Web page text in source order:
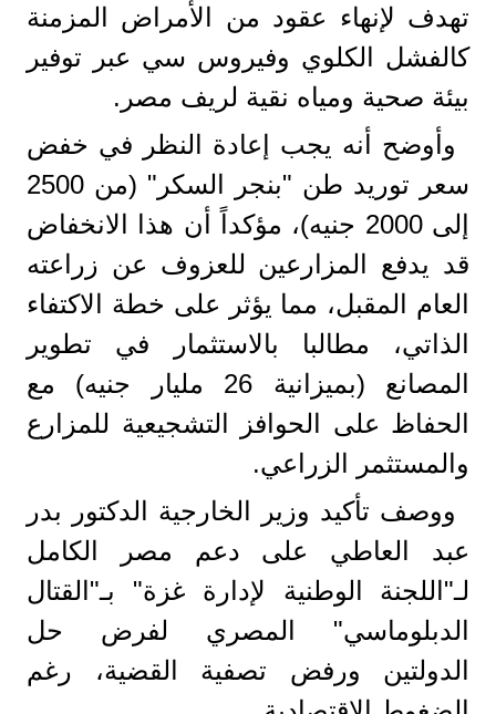
تهدف لإنهاء عقود من الأمراض المزمنة
كالفشل الكلوي وفيروس سي عبر توفير
بيئة صحية ومياه نقية لريف مصر.
وأوضح أنه يجب إعادة النظر في خفض
سعر توريد طن "بنجر السكر" (من 2500
إلى 2000 جنيه)، مؤكداً أن هذا الانخفاض
قد يدفع المزارعين للعزوف عن زراعته
العام المقبل، مما يؤثر على خطة الاكتفاء
الذاتي، مطالبا بالاستثمار في تطوير
المصانع (بميزانية 26 مليار جنيه) مع
الحفاظ على الحوافز التشجيعية للمزارع
والمستثمر الزراعي.
ووصف تأكيد وزير الخارجية الدكتور بدر
عبد العاطي على دعم مصر الكامل
لـ"اللجنة الوطنية لإدارة غزة" بـ"القتال
الدبلوماسي" المصري لفرض حل
الدولتين ورفض تصفية القضية، رغم